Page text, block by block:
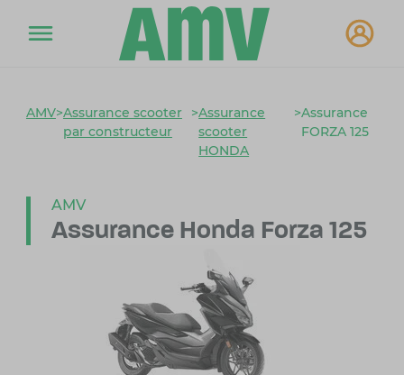
AMV>Assurance scooter
par constructeur
>Assurance
scooter
HONDA
>Assurance
FORZA 125
AMV
Assurance Honda Forza 125